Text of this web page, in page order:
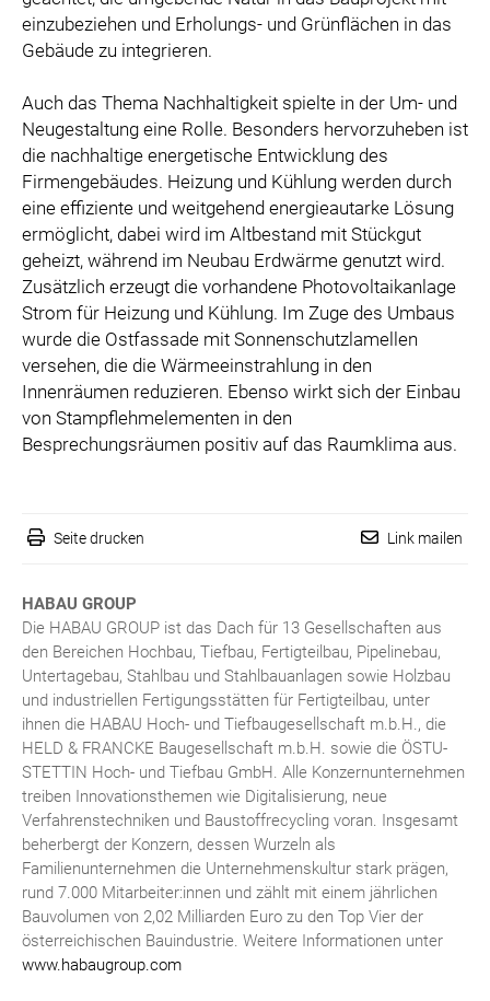
einzubeziehen und Erholungs- und Grünflächen in das
Gebäude zu integrieren.
Auch das Thema Nachhaltigkeit spielte in der Um- und
Neugestaltung eine Rolle. Besonders hervorzuheben ist
die nachhaltige energetische Entwicklung des
Firmengebäudes. Heizung und Kühlung werden durch
eine effiziente und weitgehend energieautarke Lösung
ermöglicht, dabei wird im Altbestand mit Stückgut
geheizt, während im Neubau Erdwärme genutzt wird.
Zusätzlich erzeugt die vorhandene Photovoltaikanlage
Strom für Heizung und Kühlung. Im Zuge des Umbaus
wurde die Ostfassade mit Sonnenschutzlamellen
versehen, die die Wärmeeinstrahlung in den
Innenräumen reduzieren. Ebenso wirkt sich der Einbau
von Stampflehmelementen in den
Besprechungsräumen positiv auf das Raumklima aus.
Seite drucken Link mailen
HABAU GROUP
Die HABAU GROUP ist das Dach für 13 Gesellschaften aus
den Bereichen Hochbau, Tiefbau, Fertigteilbau, Pipelinebau,
Untertagebau, Stahlbau und Stahlbauanlagen sowie Holzbau
und industriellen Fertigungsstätten für Fertigteilbau, unter
ihnen die HABAU Hoch- und Tiefbaugesellschaft m.b.H., die
HELD & FRANCKE Baugesellschaft m.b.H. sowie die ÖSTU-
STETTIN Hoch- und Tiefbau GmbH. Alle Konzernunternehmen
treiben Innovationsthemen wie Digitalisierung, neue
Verfahrenstechniken und Baustoffrecycling voran. Insgesamt
beherbergt der Konzern, dessen Wurzeln als
Familienunternehmen die Unternehmenskultur stark prägen,
rund 7.000 Mitarbeiter:innen und zählt mit einem jährlichen
Bauvolumen von 2,02 Milliarden Euro zu den Top Vier der
österreichischen Bauindustrie. Weitere Informationen unter
www.habaugroup.com